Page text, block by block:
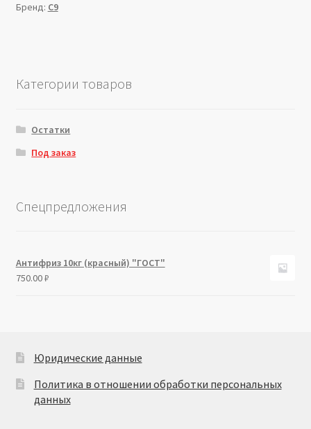
Бренд: C9
Категории товаров
Остатки
Под заказ
Спецпредложения
Антифриз 10кг (красный) "ГОСТ"
750.00₽
Юридические данные
Политика в отношении обработки персональных
данных